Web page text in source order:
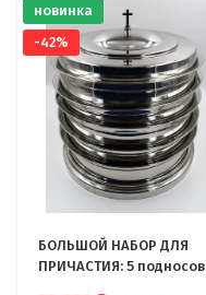
новинка
-42%
БОЛЬШОЙ НАБОР ДЛЯ
ПРИЧАСТИЯ: 5 подносов